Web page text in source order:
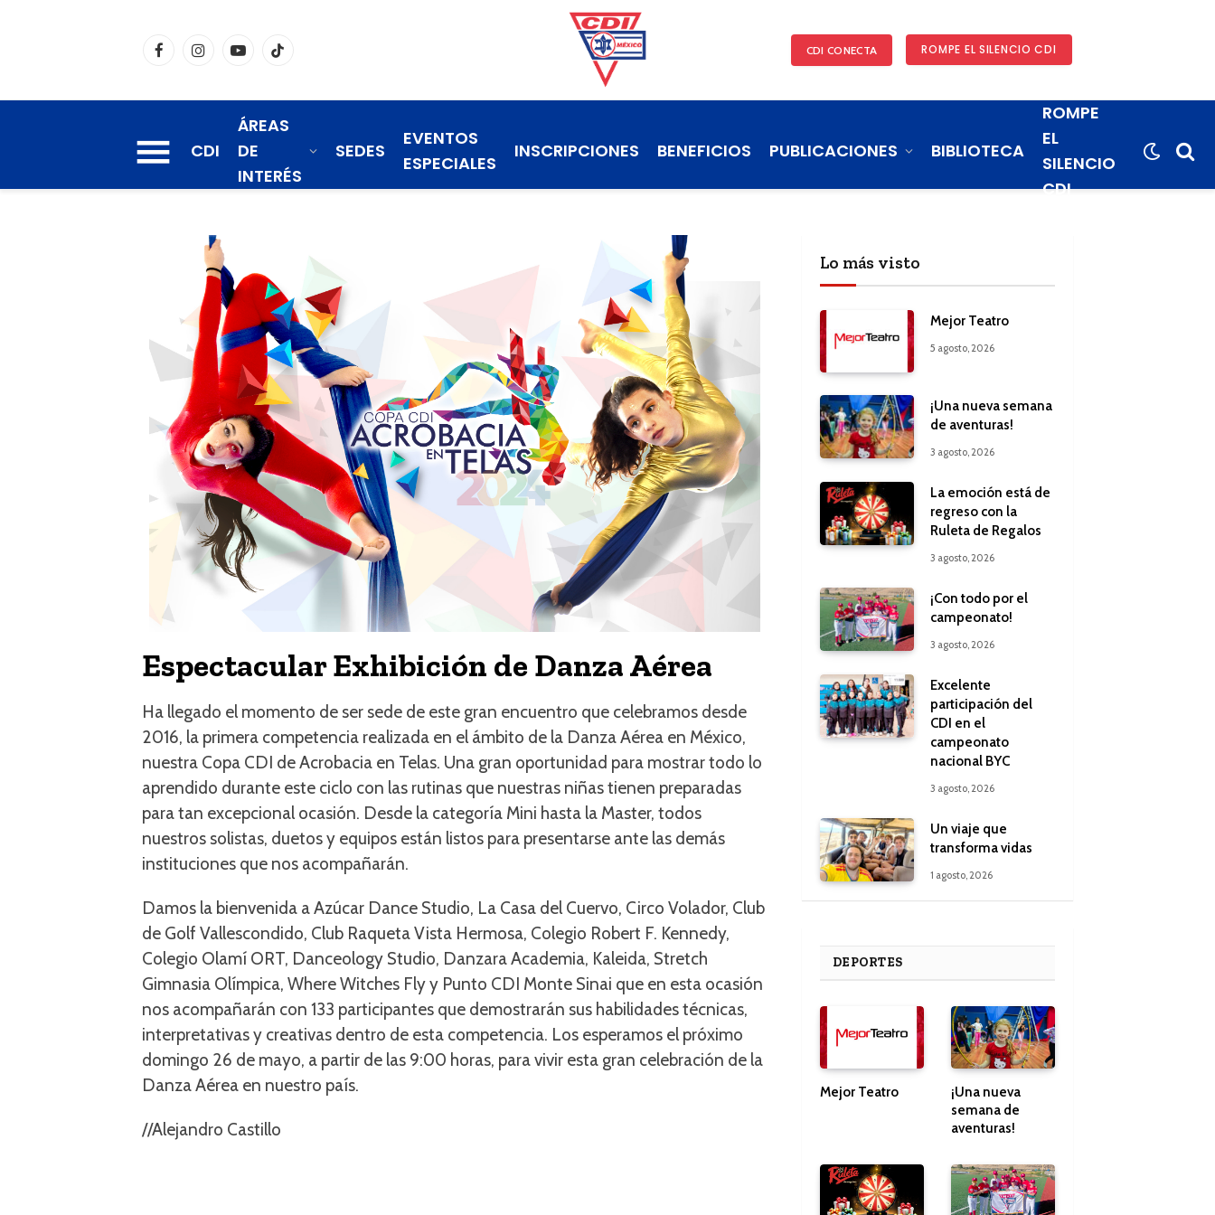
FacebookInstagramYouTubeTikTok CDI CONECTA ROMPE EL SILENCIO CDI
CDI
ÁREAS
DE
INTERÉS
SEDES
EVENTOS
ESPECIALES
INSCRIPCIONES BENEFICIOS PUBLICACIONES BIBLIOTECA
ROMPE
EL
SILENCIO
CDI
Espectacular Exhibición de Danza Aérea
Ha llegado el momento de ser sede de este gran encuentro que celebramos desde
2016, la primera competencia realizada en el ámbito de la Danza Aérea en México,
nuestra Copa CDI de Acrobacia en Telas. Una gran oportunidad para mostrar todo lo
aprendido durante este ciclo con las rutinas que nuestras niñas tienen preparadas
para tan excepcional ocasión. Desde la categoría Mini hasta la Master, todos
nuestros solistas, duetos y equipos están listos para presentarse ante las demás
instituciones que nos acompañarán.
Damos la bienvenida a Azúcar Dance Studio, La Casa del Cuervo, Circo Volador, Club
de Golf Vallescondido, Club Raqueta Vista Hermosa, Colegio Robert F. Kennedy,
Colegio Olamí ORT, Danceology Studio, Danzara Academia, Kaleida, Stretch
Gimnasia Olímpica, Where Witches Fly y Punto CDI Monte Sinai que en esta ocasión
nos acompañarán con 133 participantes que demostrarán sus habilidades técnicas,
interpretativas y creativas dentro de esta competencia. Los esperamos el próximo
domingo 26 de mayo, a partir de las 9:00 horas, para vivir esta gran celebración de la
Danza Aérea en nuestro país.
//Alejandro Castillo
Lo más visto
Mejor Teatro
5 agosto, 2026
¡Una nueva semana
de aventuras!
3 agosto, 2026
La emoción está de
regreso con la
Ruleta de Regalos
3 agosto, 2026
¡Con todo por el
campeonato!
3 agosto, 2026
Excelente
participación del
CDI en el
campeonato
nacional BYC
3 agosto, 2026
Un viaje que
transforma vidas
1 agosto, 2026
DEPORTES
Mejor Teatro
¡Una nueva
semana de
aventuras!